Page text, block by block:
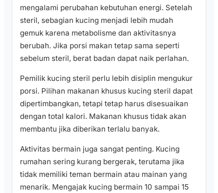
mengalami perubahan kebutuhan energi. Setelah
steril, sebagian kucing menjadi lebih mudah
gemuk karena metabolisme dan aktivitasnya
berubah. Jika porsi makan tetap sama seperti
sebelum steril, berat badan dapat naik perlahan.
Pemilik kucing steril perlu lebih disiplin mengukur
porsi. Pilihan makanan khusus kucing steril dapat
dipertimbangkan, tetapi tetap harus disesuaikan
dengan total kalori. Makanan khusus tidak akan
membantu jika diberikan terlalu banyak.
Aktivitas bermain juga sangat penting. Kucing
rumahan sering kurang bergerak, terutama jika
tidak memiliki teman bermain atau mainan yang
menarik. Mengajak kucing bermain 10 sampai 15